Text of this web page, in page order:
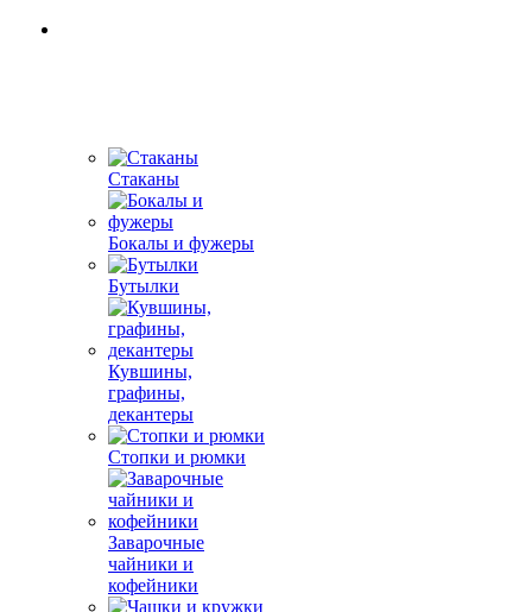
Стаканы
Бокалы и фужеры
Бутылки
Кувшины,
графины,
декантеры
Стопки и рюмки
Заварочные
чайники и
кофейники